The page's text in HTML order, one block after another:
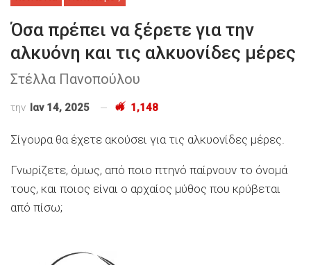
Όσα πρέπει να ξέρετε για την
αλκυόνη και τις αλκυονίδες μέρες
Στέλλα Πανοπούλου
την Ιαν 14, 2025 1,148
Σίγουρα θα έχετε ακούσει για τις αλκυονίδες μέρες.
Γνωρίζετε, όμως, από ποιο πτηνό παίρνουν το όνομά
τους, και ποιος είναι ο αρχαίος μύθος που κρύβεται
από πίσω;